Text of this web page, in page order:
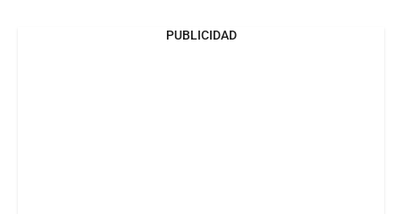
PUBLICIDAD